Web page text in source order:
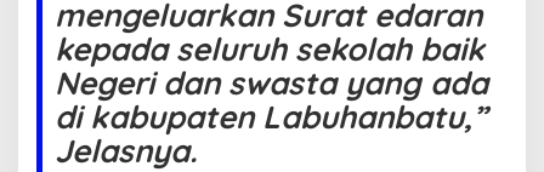
t
E
d
a
r
a
mengeluarkan Surat edaran
kepada seluruh sekolah baik
Negeri dan swasta yang ada
di kabupaten Labuhanbatu,”
Jelasnya.